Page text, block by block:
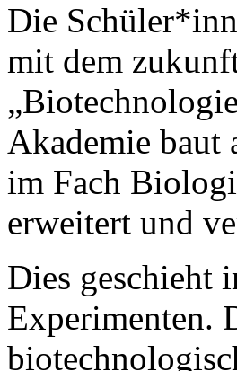
Die
mit dem
Akademie baut
im Fach
erweitert und
Dies geschieht
Experimenten.